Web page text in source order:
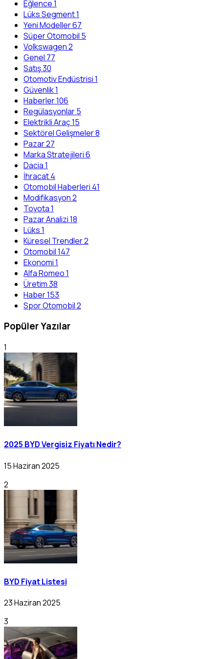
Eğlence1
Lüks Segment1
Yeni Modeller67
Süper Otomobil 5
Volkswagen2
Genel 77
Satış30
Otomotiv Endüstrisi1
Güvenlik1
Haberler106
Regülasyonlar5
Elektrikli Araç15
Sektörel Gelişmeler8
Pazar27
Marka Stratejileri6
Dacia1
İhracat4
Otomobil Haberleri 41
Modifikasyon2
Toyota1
Pazar Analizi18
Lüks1
Küresel Trendler2
Otomobil147
Ekonomi1
Alfa Romeo1
Üretim38
Haber153
Spor Otomobil2
Popüler Yazılar
1
2025 BYD Vergisiz Fiyatı Nedir?
15 Haziran 2025
2
BYD Fiyat Listesi
23 Haziran 2025
3